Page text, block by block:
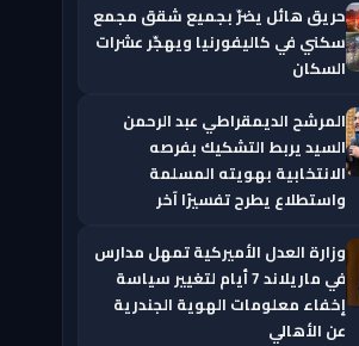
حريق هائل يضرّ بجميع شقق مجمع
سكني في كاليفورنيا ويهجّر عشرات
السكان
المرشح الديمقراطي عبد الرحمن
السيد يربط التشكيك بفرصه
الانتخابية بهويته المسلمة
واستطلاع يطرح تفسيرًا آخر
وزارة العدل الأميركية تمهل مدارس
في ماريلاند 7 أيام لتغيير سياسة
إخفاء معلومات الهوية الجندرية
عن الأهالي